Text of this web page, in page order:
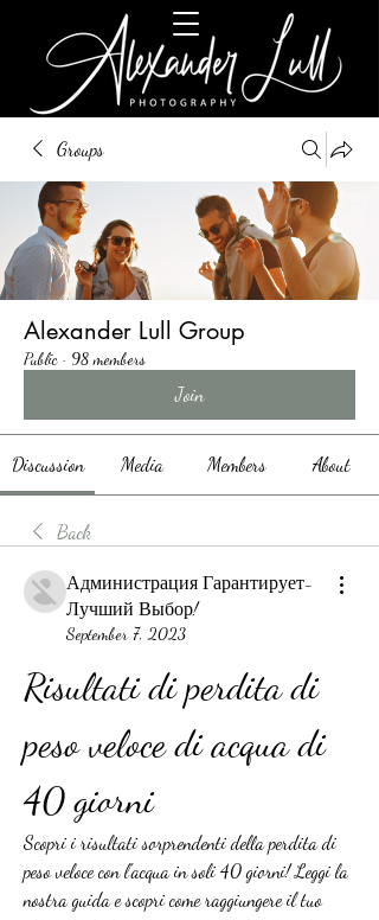
Groups
Alexander Lull Group
Public · 98 members
Join
Discussion Media Members About
Back
Администрация Гарантирует-
Лучший Выбор!
September 7, 2023
Risultati di perdita di
peso veloce di acqua di
40 giorni
Scopri i risultati sorprendenti della perdita di
peso veloce con l'acqua in soli 40 giorni! Leggi la
nostra guida e scopri come raggiungere il tuo